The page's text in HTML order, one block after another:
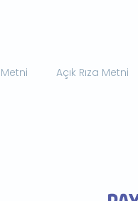
Açık Rıza Metni